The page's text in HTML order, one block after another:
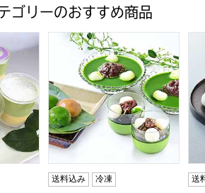
ゴリーのおすすめ商品
宇治抹茶スイーツセット(宇治抹茶と
【京都・東山茶寮】 ぜんざ
送料込み 冷凍 送